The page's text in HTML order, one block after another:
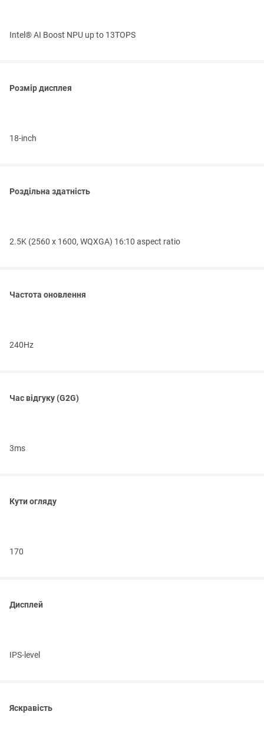
Intel® AI Boost NPU up to 13TOPS
Розмір дисплея
18-inch
Роздільна здатність
2.5K (2560 x 1600, WQXGA) 16:10 aspect ratio
Частота оновлення
240Hz
Час відгуку (G2G)
3ms
Кути огляду
170
Дисплей
IPS-level
Яскравість